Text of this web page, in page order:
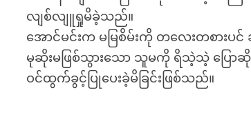
လျစ်လျူရှုမိခဲ့သည်။
အောင်မင်းက မမြစိမ်းကို တလေးတစား
မုဆိုးမဖြစ်သွားသော သူမကို ရိသဲ့သဲ့ ပြော
ဝင်ထွက်ခွင့်ပြုပေးခဲ့မိခြင်းဖြစ်သည်။